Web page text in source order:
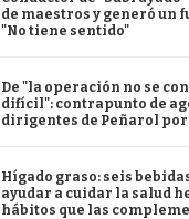
de maestros y generó un
"No tiene sentido"
De "la operación no se
difícil": contrapunto de
dirigentes de Peñarol por
Hígado graso: seis
ayudar a cuidar la salud
hábitos que las